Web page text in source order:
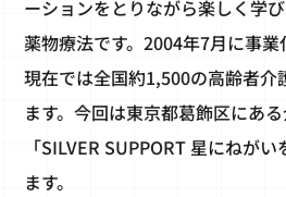
ーションをとりながら楽しく学
薬物療法です。2004年7月に事業
現在では全国約1,500の高齢者介
ます。今回は東京都葛飾区にあ
「SILVER SUPPORT 星にねが
ます。